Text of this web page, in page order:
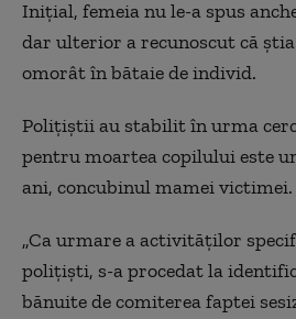
Inițial, femeia nu le-a spus
dar ulterior a recunoscut că
omorât în bătaie de individ.
Poliţiştii au stabilit în urma
pentru moartea copilului este
ani, concubinul mamei victimei.
„Ca urmare a activităţilor
poliţişti, s-a procedat la
bănuite de comiterea faptei